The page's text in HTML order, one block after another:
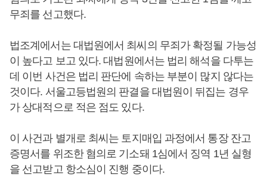
무죄를 선고했다.
법조계에서는 대법원에서 최씨의 무죄가 확정될 가능성
이 높다고 보고 있다. 대법원에서는 법리 해석을 다투는
데 이번 사건은 법리 판단에 속하는 부분이 많지 않다는
것이다. 서울고등법원의 판결을 대법원이 뒤집는 경우
가 상대적으로 적은 점도 있다.
이 사건과 별개로 최씨는 토지매입 과정에서 통장 잔고
증명서를 위조한 혐의로 기소돼 1심에서 징역 1년 실형
을 선고받고 항소심이 진행 중이다.